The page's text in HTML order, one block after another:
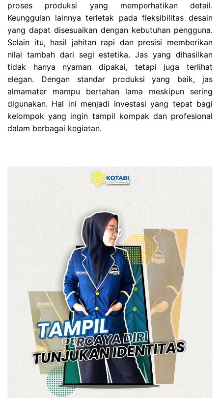
proses produksi yang memperhatikan detail.
Keunggulan lainnya terletak pada fleksibilitas desain
yang dapat disesuaikan dengan kebutuhan pengguna.
Selain itu, hasil jahitan rapi dan presisi memberikan
nilai tambah dari segi estetika. Jas yang dihasilkan
tidak hanya nyaman dipakai, tetapi juga terlihat
elegan. Dengan standar produksi yang baik, jas
almamater mampu bertahan lama meskipun sering
digunakan. Hal ini menjadi investasi yang tepat bagi
kelompok yang ingin tampil kompak dan profesional
dalam berbagai kegiatan.